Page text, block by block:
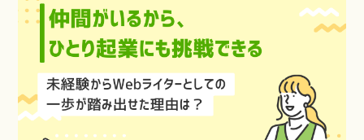
LIBERTY
LIBERTY公式LINE